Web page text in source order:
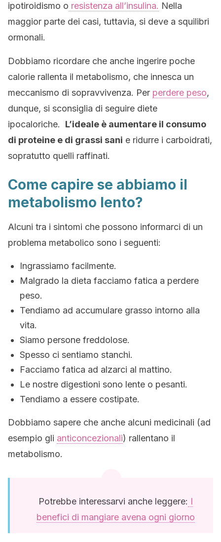
ipotiroidismo o resistenza all’insulina. Nella
maggior parte dei casi, tuttavia, si deve a squilibri
ormonali.
Dobbiamo ricordare che anche ingerire poche
calorie rallenta il metabolismo, che innesca un
meccanismo di sopravvivenza. Per perdere peso,
dunque, si sconsiglia di seguire diete
ipocaloriche. L’ideale è aumentare il consumo
di proteine e di grassi sani e ridurre i carboidrati,
sopratutto quelli raffinati.
Come capire se abbiamo il
metabolismo lento?
Alcuni tra i sintomi che possono informarci di un
problema metabolico sono i seguenti:
Ingrassiamo facilmente.
Malgrado la dieta facciamo fatica a perdere
peso.
Tendiamo ad accumulare grasso intorno alla
vita.
Siamo persone freddolose.
Spesso ci sentiamo stanchi.
Facciamo fatica ad alzarci al mattino.
Le nostre digestioni sono lente o pesanti.
Tendiamo a essere costipate.
Dobbiamo sapere che anche alcuni medicinali (ad
esempio gli anticoncezionali) rallentano il
metabolismo.
Potrebbe interessarvi anche leggere: I
benefici di mangiare avena ogni giorno